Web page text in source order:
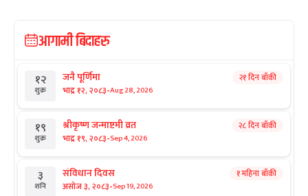
आगामी बिदाहरु
१२
शुक्र
जनै पूर्णिमा
भाद्र १२, २०८३-Aug 28, 2026
२१ दिन बाँकी
१९
शुक्र
श्रीकृष्ण जन्माष्टमी व्रत
भाद्र १९, २०८३-Sep 4, 2026
२८ दिन बाँकी
३
शनि
संविधान दिवस
असोज ३, २०८३-Sep 19, 2026
१ महिना बाँकी